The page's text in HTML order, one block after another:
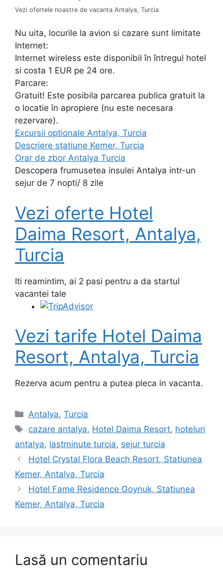
Vezi ofertele noastre de vacanta Antalya, Turcia
Nu uita, locurile la avion si cazare sunt limitate
Internet:
Internet wireless este disponibil în întregul hotel
si costa 1 EUR pe 24 ore.
Parcare:
Gratuit! Este posibila parcarea publica gratuit la
o locatie în apropiere (nu este necesara
rezervare).
Excursii optionale Antalya, Turcia
Descriere statiune Kemer, Turcia
Orar de zbor Antalya Turcia
Descopera frumusetea insulei Antalya intr-un
sejur de 7 nopti/ 8 zile
Vezi oferte Hotel
Daima Resort, Antalya,
Turcia
Iti reamintim, ai 2 pasi pentru a da startul
vacantei tale
Vezi tarife Hotel Daima
Resort, Antalya, Turcia
Rezerva acum pentru a putea pleca in vacanta.
Categorii
Antalya,Turcia
Etichete
cazare antalya, Hotel Daima Resort, hoteluri
antalya, lastminute turcia, sejur turcia
Hotel Crystal Flora Beach Resort, Statiunea
Kemer, Antalya, Turcia
Hotel Fame Residence Goynuk, Statiunea
Kemer, Antalya, Turcia
Lasă un comentariu